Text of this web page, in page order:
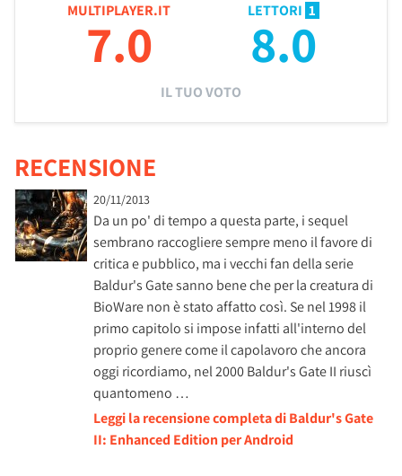
MULTIPLAYER.IT
7.0
LETTORI 1
8.0
IL TUO VOTO
RECENSIONE
20/11/2013
Da un po' di tempo a questa parte, i sequel
sembrano raccogliere sempre meno il favore di
critica e pubblico, ma i vecchi fan della serie
Baldur's Gate sanno bene che per la creatura di
BioWare non è stato affatto così. Se nel 1998 il
primo capitolo si impose infatti all'interno del
proprio genere come il capolavoro che ancora
oggi ricordiamo, nel 2000 Baldur's Gate II riuscì
quantomeno …
Leggi la recensione completa di Baldur's Gate
II: Enhanced Edition per Android